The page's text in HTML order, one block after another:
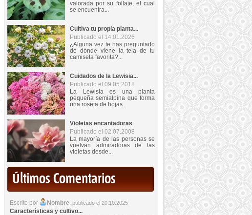
valorada por su follaje, el cual
se encuentra...
Cultiva tu propia planta...
Publicado el 14.01.2026
¿Alguna vez te has preguntado
de dónde viene la tela de tu
camiseta favorita?...
Cuidados de la Lewisia...
Publicado el 09.05.2018
La Lewisia es una planta
pequeña semialpina que forma
una roseta de hojas...
Violetas encantadoras
Publicado el 02.07.2008
La mayoría de las personas se
vuelvan admiradoras de las
violetas desde...
Últimos Comentarios
Escrito por Nombre, publicado el 20.10.2025
Características y cultivo...